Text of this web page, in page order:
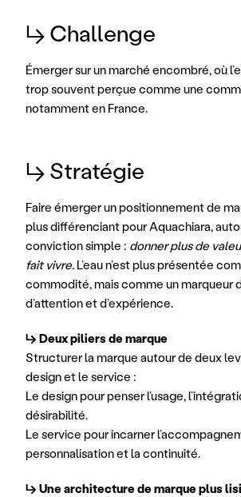
↳ Challenge
Émerger sur un marché encombré, où
trop souvent perçue comme une
notamment en France.
↳ Stratégie
Faire émerger un positionnement de
plus différenciant pour Aquachiara,
conviction simple : donner plus de
fait vivre. L’eau n’est plus présentée
commodité, mais comme un marqueur
d’attention et d’expérience.
↳ Deux piliers de marque
Structurer la marque autour de deux
design et le service :
Le design pour penser l’usage,
désirabilité.
Le service pour incarner
personnalisation et la continuité.
↳ Une architecture de marque plus